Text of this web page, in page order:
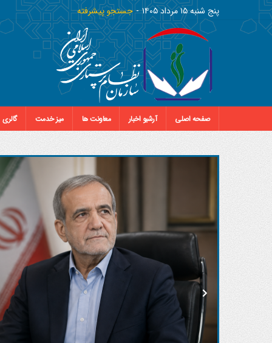
پنج شنبه ١٥ مرداد ١٤٠٥ جستجو پیشرفته
صفحه اصلی آرشیو اخبار معاونت ها میز خدمت گالری